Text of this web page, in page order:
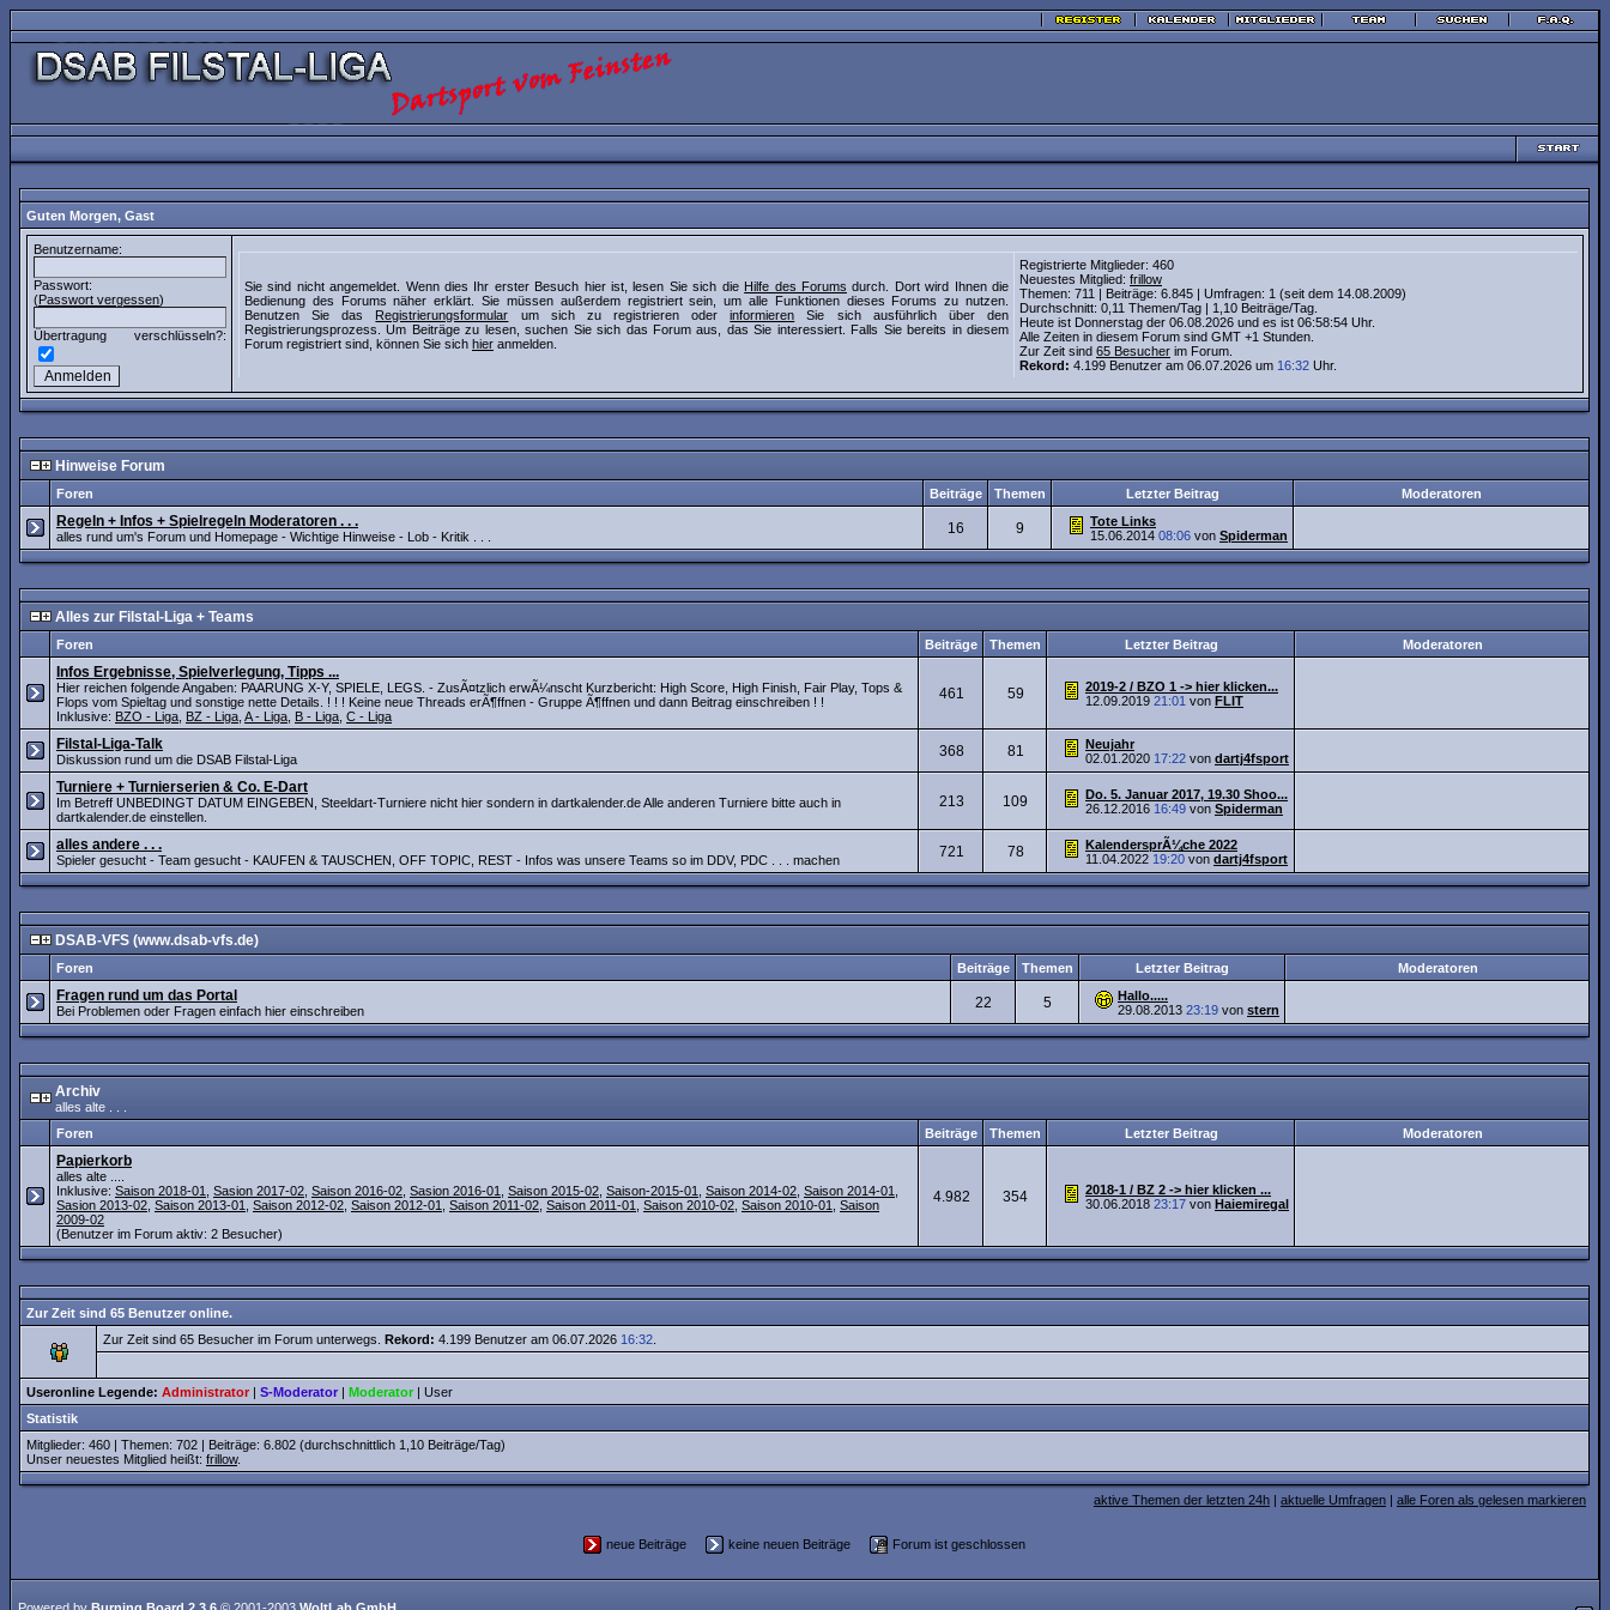
Guten Morgen, Gast
Benutzername:
Passwort:
(Passwort vergessen)
Übertragung verschlüsseln?:
Sie sind nicht angemeldet. Wenn dies Ihr erster Besuch hier ist, lesen Sie sich die Hilfe des Forums durch. Dort wird Ihnen die
Bedienung des Forums näher erklärt. Sie müssen außerdem registriert sein, um alle Funktionen dieses Forums zu nutzen.
Benutzen Sie das Registrierungsformular um sich zu registrieren oderinformieren Sie sich ausführlich über den
Registrierungsprozess. Um Beiträge zu lesen, suchen Sie sich das Forum aus, das Sie interessiert. Falls Sie bereits in diesem
Forum registriert sind, können Sie sich hier anmelden.
Registrierte Mitglieder: 460
Neuestes Mitglied: frillow
Themen: 711 | Beiträge: 6.845 | Umfragen: 1 (seit dem 14.08.2009)
Durchschnitt: 0,11 Themen/Tag | 1,10 Beiträge/Tag.
Heute ist Donnerstag der 06.08.2026 und es ist 06:58:55 Uhr.
Alle Zeiten in diesem Forum sind GMT +1 Stunden.
Zur Zeit sind 65 Besucher im Forum.
Rekord: 4.199 Benutzer am 06.07.2026 um 16:32 Uhr.
Hinweise Forum
Foren Beiträge Themen Letzter Beitrag Moderatoren
Regeln + Infos + Spielregeln Moderatoren . . .
alles rund um's Forum und Homepage - Wichtige Hinweise - Lob - Kritik . . . 16 9
Tote Links
15.06.2014 08:06 von Spiderman
Alles zur Filstal-Liga + Teams
Foren Beiträge Themen Letzter Beitrag Moderatoren
Infos Ergebnisse, Spielverlegung, Tipps ...
Hier reichen folgende Angaben: PAARUNG X-Y, SPIELE, LEGS. - ZusÃ¤tzlich erwÃ¼nscht Kurzbericht: High Score, High Finish, Fair Play, Tops &
Flops vom Spieltag und sonstige nette Details. ! ! ! Keine neue Threads erÃ¶ffnen - Gruppe Ã¶ffnen und dann Beitrag einschreiben ! !
Inklusive: BZO - Liga BZ - Liga A - Liga B - Liga C - Liga
461 59
2019-2 / BZO 1 -> hier klicken...
12.09.2019 21:01 von FLIT
Filstal-Liga-Talk
Diskussion rund um die DSAB Filstal-Liga 368 81
Neujahr
02.01.2020 17:22 von dartj4fsport
Turniere + Turnierserien & Co. E-Dart
Im Betreff UNBEDINGT DATUM EINGEBEN, Steeldart-Turniere nicht hier sondern in dartkalender.de Alle anderen Turniere bitte auch in
dartkalender.de einstellen.
213 109
Do. 5. Januar 2017, 19.30 Shoo...
26.12.2016 16:49 von Spiderman
alles andere . . .
Spieler gesucht - Team gesucht - KAUFEN & TAUSCHEN, OFF TOPIC, REST - Infos was unsere Teams so im DDV, PDC . . . machen 721 78
KalendersprÃ¼che 2022
11.04.2022 19:20 von dartj4fsport
DSAB-VFS (www.dsab-vfs.de)
Foren Beiträge Themen Letzter Beitrag Moderatoren
Fragen rund um das Portal
Bei Problemen oder Fragen einfach hier einschreiben 22 5
Hallo.....
29.08.2013 23:19 von stern
Archiv
alles alte . . .
Foren
Beiträge Themen Letzter Beitrag Moderatoren
Papierkorb
alles alte ....
Inklusive: Saison 2018-01 Sasion 2017-02 Saison 2016-02 Sasion 2016-01 Saison 2015-02 Saison-2015-01 Saison 2014-02 Saison 2014-01
Sasion 2013-02 Saison 2013-01 Saison 2012-02 Saison 2012-01 Saison 2011-02 Saison 2011-01 Saison 2010-02 Saison 2010-01
Saison
2009-02
(Benutzer im Forum aktiv: 2 Besucher)
4.982 354
2018-1 / BZ 2 -> hier klicken ...
30.06.2018 23:17 von Haiemiregal
Zur Zeit sind 65 Benutzer online.
Zur Zeit sind 65 Besucher im Forum unterwegs. Rekord: 4.199 Benutzer am 06.07.2026 16:32
Useronline Legende: Administrator | S-Moderator | Moderator | User
Statistik
Mitglieder: 460 | Themen: 702 | Beiträge: 6.802 (durchschnittlich 1,10 Beiträge/Tag)
Unser neuestes Mitglied heißt: frillow.
aktive Themen der letzten 24h | aktuelle Umfragen | alle Foren als gelesen markieren
neue Beiträge keine neuen Beiträge Forum ist geschlossen